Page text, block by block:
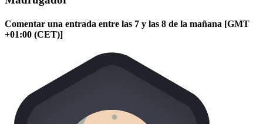
Comentar una entrada entre las 7 y las 8 de la mañana [GMT
+01:00 (CET)]